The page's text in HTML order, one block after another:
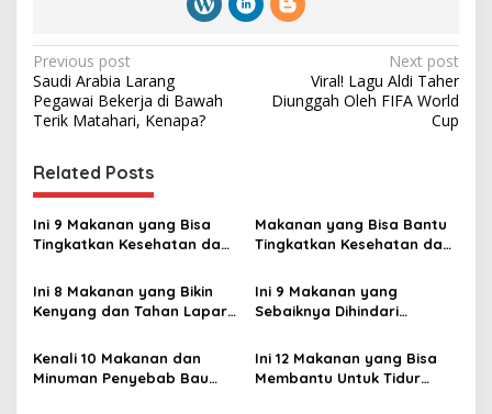
P
o
s
t
n
a
v
i
g
t
Previous post
Saudi Arabia Larang
Pegawai Bekerja di Bawah
Terik Matahari, Kenapa?
Next post
Viral! Lagu Aldi Taher
Diunggah Oleh FIFA World
Cup
Related Posts
Ini 9 Makanan yang Bisa
Tingkatkan Kesehatan dan
Makanan yang Bisa Bantu
Tingkatkan Kesehatan dan
Ini 8 Makanan yang Bikin
Kenyang dan Tahan Lapar
Ini 9 Makanan yang
Sebaiknya Dihindari
Kenali 10 Makanan dan
Minuman Penyebab Bau
Ini 12 Makanan yang Bisa
Membantu Untuk Tidur